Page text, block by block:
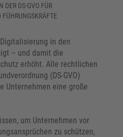
DER DS-GVO FÜR
in den
– und damit die
erhöht. Alle rechtlichen
(DS-GVO)
Unternehmen eine große
um Unternehmen vor
zu schützen,